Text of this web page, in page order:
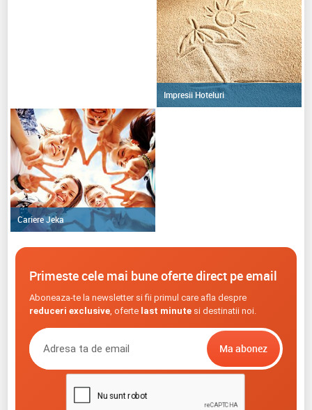
Impresii Hoteluri
Cariere Jeka
Primeste cele mai bune oferte direct pe email
Aboneaza-te la newsletter si fii primul care afla despre
reduceri exclusive, oferte last minutesi destinatii noi.